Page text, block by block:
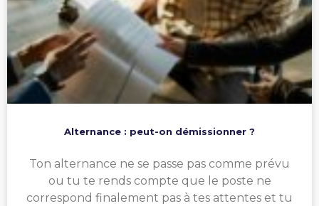
Alternance : peut-on démissionner ?
Ton alternance ne se passe pas comme prévu
ou tu te rends compte que le poste ne
correspond finalement pas à tes attentes et tu